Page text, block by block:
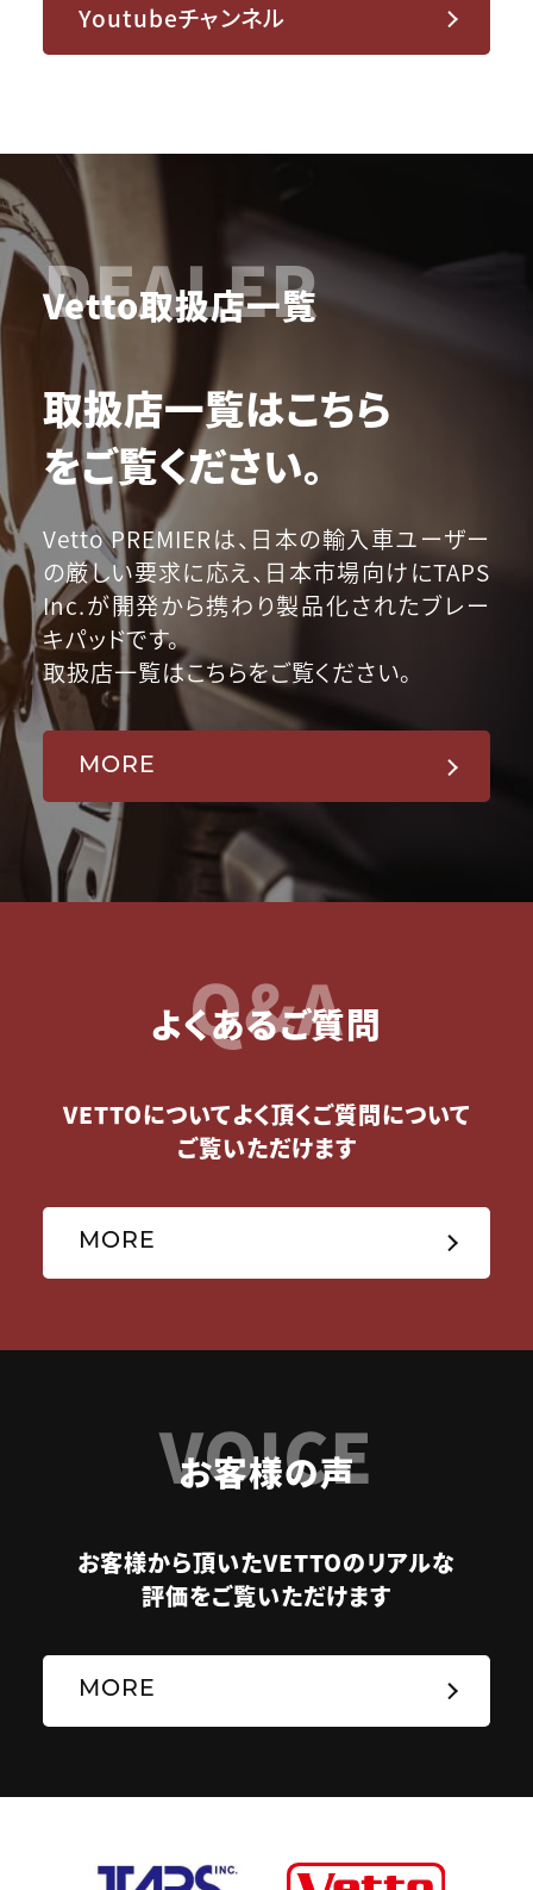
Youtubeチャンネル
DEALER
Vetto取扱店一覧
取扱店一覧はこちら
をご覧ください。
Vetto PREMIERは、日本の輸入車ユーザー
の厳しい要求に応え、日本市場向けにTAPS
Inc.が開発から携わり製品化されたブレー
キパッドです。
取扱店一覧はこちらをご覧ください。
MORE
Q&A
よくあるご質問
VETTOについてよく頂くご質問について
ご覧いただけます
MORE
VOICE
お客様の声
お客様から頂いたVETTOのリアルな
評価をご覧いただけます
MORE